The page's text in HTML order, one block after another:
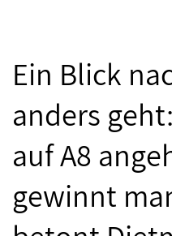
Ein Blick
anders
auf A8
gewinnt